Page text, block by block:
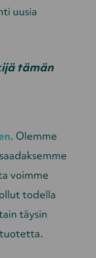
uusia
tämän
. Olemme
voimme
todella
täysin